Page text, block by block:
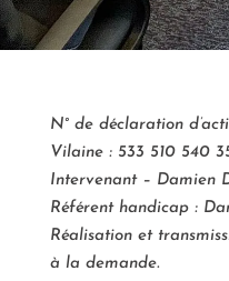
N° de déclaration
Vilaine : 533 510 540
Intervenant – Damien
Référent handicap :
Réalisation et
à la demande.